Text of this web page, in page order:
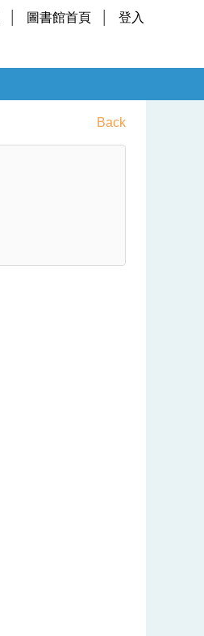
圖書館首頁 登入
Back